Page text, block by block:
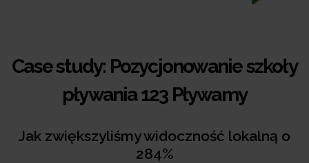
Case study: Pozycjonowanie szkoły
pływania 123 Pływamy
Jak zwiększyliśmy widoczność lokalną o
284%